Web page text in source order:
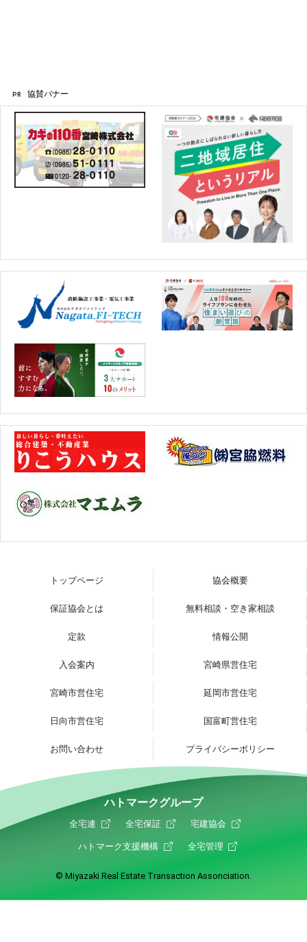
PR 協賛バナー
トップページ 協会概要
保証協会とは 無料相談・空き家相談
定款 情報公開
入会案内 宮崎県営住宅
宮崎市営住宅 延岡市営住宅
日向市営住宅 国富町営住宅
お問い合わせ プライバシーポリシー
ハトマークグループ
全宅連 全宅保証 宅建協会
ハトマーク支援機構 全宅管理
© Miyazaki Real Estate Transaction Assonciation.